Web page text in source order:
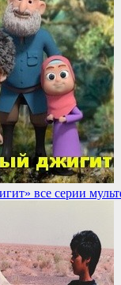
все серии